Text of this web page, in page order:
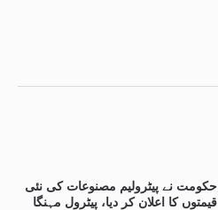
حکومت نے پیٹرولیم مصنوعات کی نئی
قیمتوں کا اعلان کر دیا، پیٹرول مہنگا